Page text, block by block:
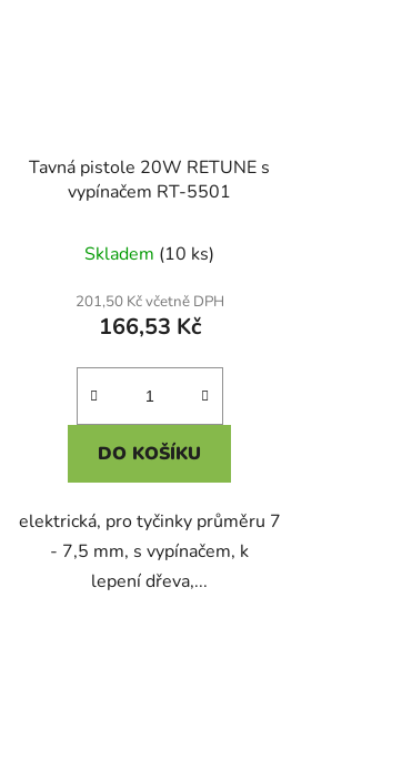
Tavná pistole 20W RETUNE s
vypínačem RT-5501
Skladem (10 ks)
201,50 Kč včetně DPH
166,53 Kč
DO KOŠÍKU
elektrická, pro tyčinky průměru 7
- 7,5 mm, s vypínačem, k
lepení dřeva,...